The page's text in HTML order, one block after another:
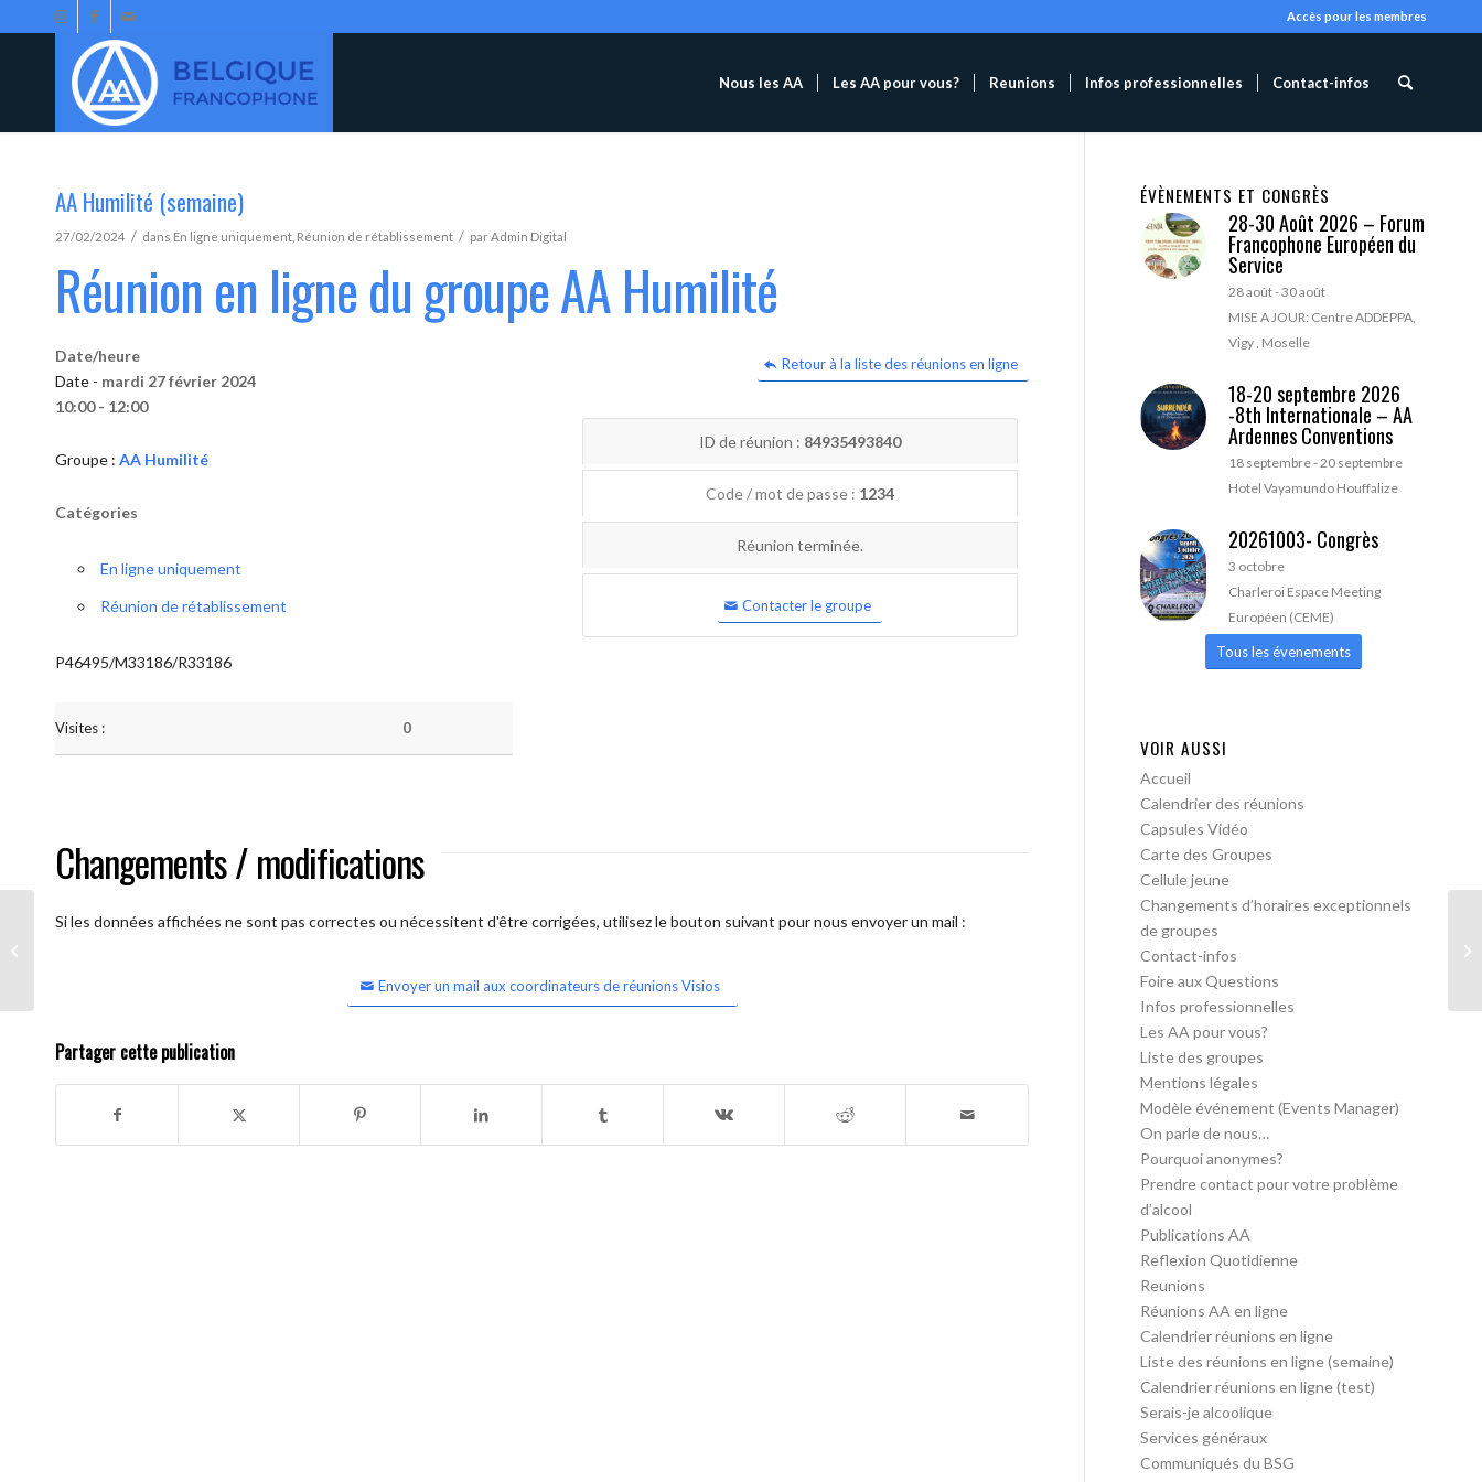
Accès pour les membres
Nous les AA Les AA pour vous? Reunions Infos professionnelles Contact-infos
AA Humilité (semaine)
27/02/2024 / dans En ligne uniquement Réunion de rétablissement / parAdmin Digital
Réunion en ligne du groupe AA Humilité
Retour à la liste des réunions en ligne
Date/heure
Date - mardi 27 février 2024
10:00 - 12:00
Groupe : AA Humilité
Catégories
En ligne uniquement
Réunion de rétablissement
P46495/M33186/R33186
Visites : 0
ID de réunion : 84935493840
Code / mot de passe : 1234
Réunion terminée.
Contacter le groupe
Changements / modifications
Si les données affichées ne sont pas correctes ou nécessitent d'être corrigées, utilisez le bouton suivant pour nous envoyer un mail :
Envoyer un mail aux coordinateurs de réunions Visios
Partager cette publication
ÉVÈNEMENTS ET CONGRÈS
28-30 Août 2026 – Forum
Francophone Européen du
Service
28 août-30 août
MISE A JOUR: Centre ADDEPPA,
Vigy , Moselle
18-20 septembre 2026
-8th Internationale – AA
Ardennes Conventions
18 septembre-20 septembre
Hotel Vayamundo Houffalize
20261003- Congrès
3 octobre
Charleroi Espace Meeting
Européen (CEME)
Tous les évenements
VOIR AUSSI
Accueil
Calendrier des réunions
Capsules Vidéo
Carte des Groupes
Cellule jeune
Changements d’horaires exceptionnels
de groupes
Contact-infos
Foire aux Questions
Infos professionnelles
Les AA pour vous?
Liste des groupes
Mentions légales
Modèle événement (Events Manager)
On parle de nous…
Pourquoi anonymes?
Prendre contact pour votre problème
d’alcool
Publications AA
Reflexion Quotidienne
Reunions
Réunions AA en ligne
Calendrier réunions en ligne
Liste des réunions en ligne (semaine)
Calendrier réunions en ligne (test)
Serais-je alcoolique
Services généraux
Communiqués du BSG